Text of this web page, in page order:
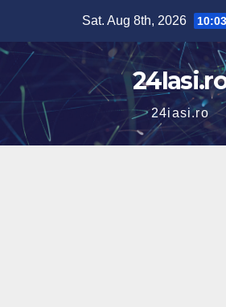
content
Sat. Aug 8th, 2026
24iasi.ro